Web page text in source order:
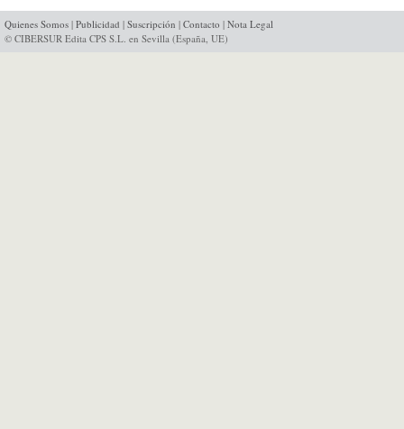
Quienes Somos | Publicidad | Suscripción | Contacto | Nota Legal
© CIBERSUR Edita CPS S.L. en Sevilla (España, UE)